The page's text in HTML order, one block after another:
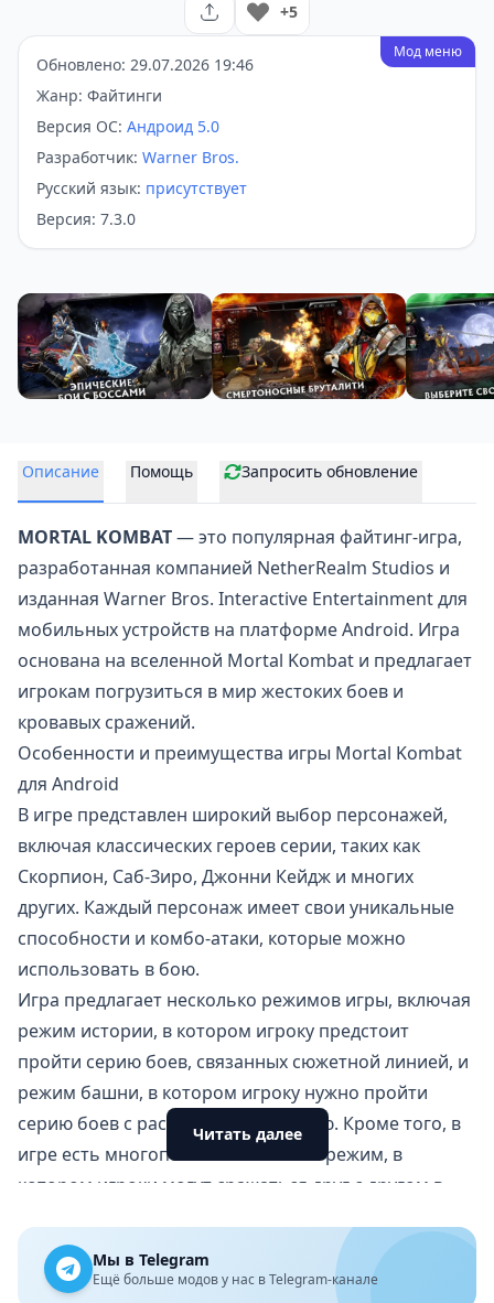
+5
Мод меню
Обновлено: 29.07.2026 19:46
Жанр: Файтинги
Версия ОС: Андроид 5.0
Разработчик: Warner Bros.
Русский язык: присутствует
Версия: 7.3.0
Описание Помощь Запросить обновление
MORTAL KOMBAT— это популярная файтинг-игра,
разработанная компанией NetherRealm Studios и
изданная Warner Bros. Interactive Entertainment для
мобильных устройств на платформе Android. Игра
основана на вселенной Mortal Kombat и предлагает
игрокам погрузиться в мир жестоких боев и
кровавых сражений.
Особенности и преимущества игры Mortal Kombat
для Android
В игре представлен широкий выбор персонажей,
включая классических героев серии, таких как
Скорпион, Саб-Зиро, Джонни Кейдж и многих
других. Каждый персонаж имеет свои уникальные
способности и комбо-атаки, которые можно
использовать в бою.
Игра предлагает несколько режимов игры, включая
режим истории, в котором игроку предстоит
пройти серию боев, связанных сюжетной линией, и
режим башни, в котором игроку нужно пройти
серию боев с растущей сложностью. Кроме того, в
игре есть многопользовательский режим, в
котором игроки могут сражаться друг с другом в
Одной из главных особенностей Mortal Kombat для
Android является ее графика. Игра отличается
Читать далее
Мы в Telegram
Ещё больше модов у нас в Telegram-канале